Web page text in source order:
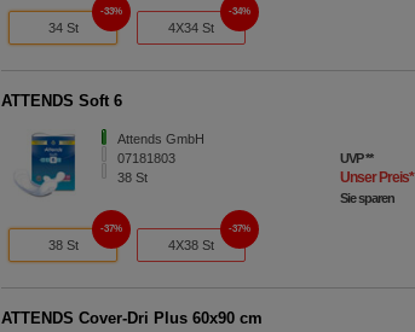
34 St
33%
4X34 St
34%
ATTENDS Soft 6
Attends GmbH
07181803
38St
UVP**
Unser Preis*
Sie sparen
38 St
37%
4X38 St
37%
ATTENDS Cover-Dri Plus 60x90 cm